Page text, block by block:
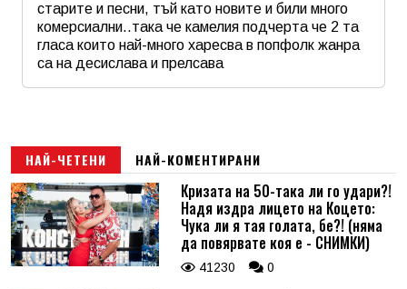
старите и песни, тъй като новите и били много
комерсиални..така че камелия подчерта че 2 та
гласа които най-много харесва в попфолк жанра
са на десислава и прелсава
Email
Коментар*
НАЙ-ЧЕТЕНИ НАЙ-КОМЕНТИРАНИ
Кризата на 50-така ли го удари?!
Надя издра лицето на Коцето:
Чука ли я тая голата, бе?! (няма
да повярвате коя е - СНИМКИ)
41230 0